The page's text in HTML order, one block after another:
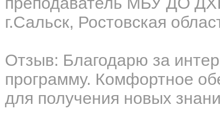
г.Сальск, Ростовская
Отзыв: Благодарю за
программу. Комфортное
для получения новых